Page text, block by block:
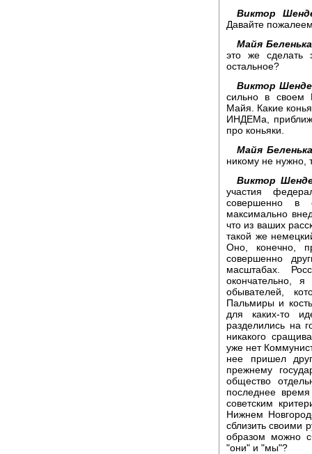
Виктор
Давайте
Майя
это же сделать
остальное?
Виктор
сильно в своем
Майя. Какие
ИНДЕМа,
про коньяки.
Майя
никому не нужно,
Виктор
участия
совершенно в
максимально
что из ваших
такой же
Оно, конечно,
совершенно
масштабах.
окончательно,
обывателей,
Пальмиры и
для каких-то
разделились на
никакого
уже нет
нее пришел
прежнему
общество
последнее
советским
Нижнем
сблизить своими
образом можно
"они" и "мы"?